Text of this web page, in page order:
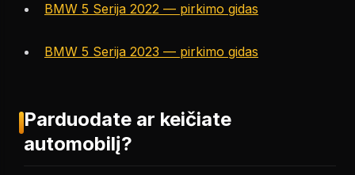
BMW 5 Serija 2022 — pirkimo gidas
BMW 5 Serija 2023 — pirkimo gidas
Parduodate ar keičiate
automobilį?